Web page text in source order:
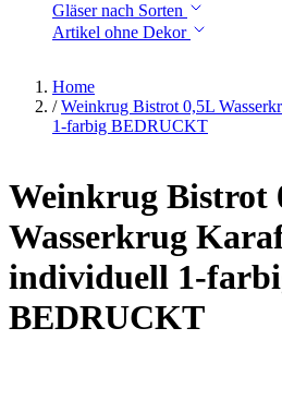
Gläser nach Sorten
Artikel ohne Dekor
Home
/ Weinkrug Bistrot 0,5L
1-farbig BEDRUCKT
Weinkrug Bistrot
Wasserkrug
individuell 1-
BEDRUCKT